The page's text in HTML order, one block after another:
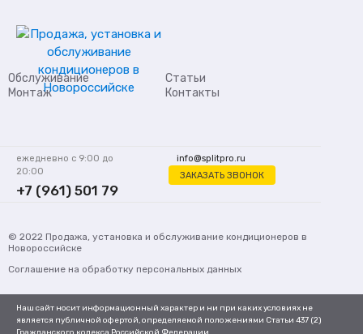
Обслуживание
Монтаж
Статьи
Контакты
info@splitpro.ru
ЗАКАЗАТЬ ЗВОНОК
ежедневно с 9:00 до
20:00
+7 (961) 501 79
© 2022 Продажа, установка и обслуживание кондиционеров в
Новороссийске
Соглашение на обработку персональных данных
Наш сайт носит информационный характер и ни при каких условиях не
является публичной офертой, определяемой положениями Статьи 437 (2)